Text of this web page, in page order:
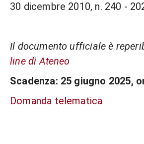
30 dicembre 2010, n. 240 -
Il documento ufficiale è
line di Ateneo
Scadenza: 25 giugno 2025,
Domanda telematica